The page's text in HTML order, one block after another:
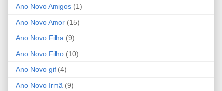
Ano Novo Amigos (1)
Ano Novo Amor (15)
Ano Novo Filha (9)
Ano Novo Filho (10)
Ano Novo gif (4)
Ano Novo Irmã (9)